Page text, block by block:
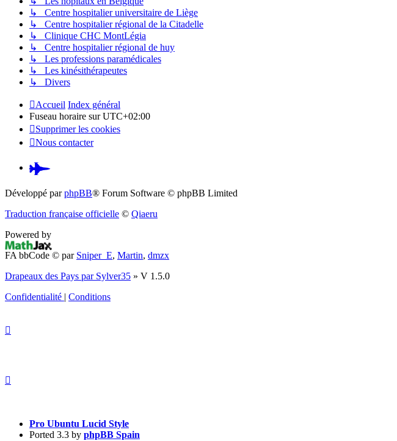
↳ Centre hospitalier universitaire de Liège
↳ Centre hospitalier régional de la Citadelle
↳ Clinique CHC MontLégia
↳ Centre hospitalier régional de huy
↳ Les professions paramédicales
↳ Les kinésithérapeutes
↳ Divers
Accueil Index général
Fuseau horaire surUTC+02:00
Supprimer les cookies
Nous contacter
Pardus.at
(S’ouvre
nouvel
Développé parphpBB® Forum Software © phpBB Limited
Traduction française officielle © Qiaeru
Powered by
FA bbCode © par Sniper_E, Martin, dmzx
Drapeaux des Pays par Sylver35 » V 1.5.0
Confidentialité | Conditions
Pro Ubuntu Lucid Style
Ported 3.3 by phpBB Spain